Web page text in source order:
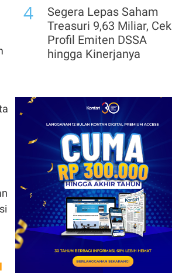
Terkait Kasus TPPU
Peran Febrie Adriansyah
di Kasus TPPU Belum
Dibuka, Ini Kata
4
Segera Lepas Saham
Treasuri 9,63 Miliar, Cek
Profil Emiten DSSA
hingga Kinerjanya
Kerja Sama dengan
Emirates hingga 2033, Ini
Detail Kemitraannya
Klasemen Grup A Piala
AFF 2026: Ini Skenario
Indonesia Lolos ke
Semifinal
7
FIFA Akhirnya Cairkan
Hadiah Timnas Yordania
yang Tertunda 8 Bulan